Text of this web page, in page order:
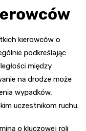
kierowców o
podkreślając
między
na drodze może
wypadków,
uczestnikom ruchu.
o kluczowej roli